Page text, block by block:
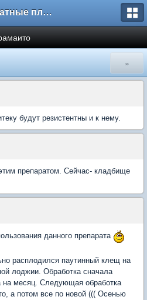
Комнатные плодовые экзоты
»
будут резистентны и к нему.
препаратом. Сейчас- кладбище
данного препарата
расплодился паутинный клещ на
лоджии. Обработка сначала
на месяц. Следующая обработка
а потом все по новой ((( Осенью